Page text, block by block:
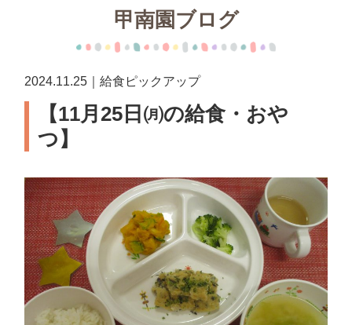
甲南園ブログ
2024.11.25｜給食ピックアップ
【11月25日㈪の給食・おや
つ】